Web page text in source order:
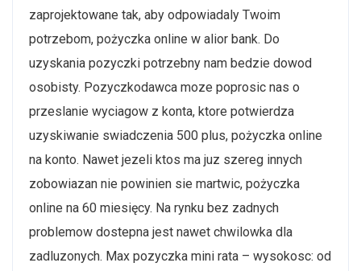
zaprojektowane tak, aby odpowiadaly Twoim
potrzebom, pożyczka online w alior bank. Do
uzyskania pozyczki potrzebny nam bedzie dowod
osobisty. Pozyczkodawca moze poprosic nas o
przeslanie wyciagow z konta, ktore potwierdza
uzyskiwanie swiadczenia 500 plus, pożyczka online
na konto. Nawet jezeli ktos ma juz szereg innych
zobowiazan nie powinien sie martwic, pożyczka
online na 60 miesięcy. Na rynku bez zadnych
problemow dostepna jest nawet chwilowka dla
zadluzonych. Max pozyczka mini rata – wysokosc: od